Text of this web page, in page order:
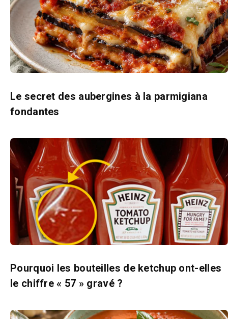
Le secret des aubergines à la parmigiana
fondantes
Pourquoi les bouteilles de ketchup ont-elles
le chiffre « 57 » gravé ?